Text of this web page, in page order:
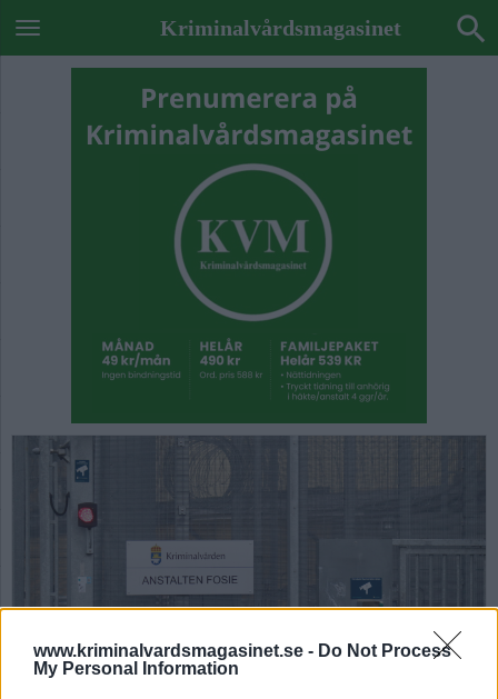
www.kriminalvardsmagasinet.se - Do Not Process
My Personal Information
Kriminalvårdsmagasinet